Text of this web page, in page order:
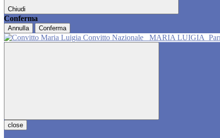
Chiudi
Conferma
Annulla Conferma
Convitto Nazionale MARIA LUIGIA
close